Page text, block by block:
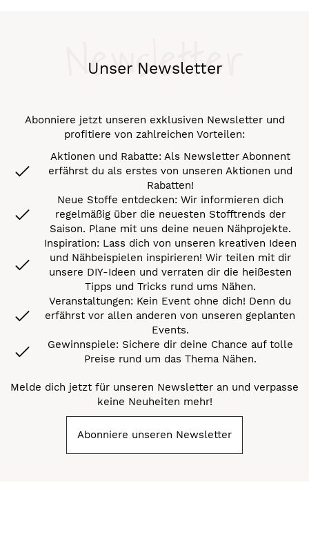
Unser Newsletter
Newsletter
Abonniere jetzt unseren exklusiven Newsletter und
profitiere von zahlreichen Vorteilen:
Aktionen und Rabatte: Als Newsletter Abonnent
erfährst du als erstes von unseren Aktionen und
Rabatten!
Neue Stoffe entdecken: Wir informieren dich
regelmäßig über die neuesten Stofftrends der
Saison. Plane mit uns deine neuen Nähprojekte.
Inspiration: Lass dich von unseren kreativen Ideen
und Nähbeispielen inspirieren! Wir teilen mit dir
unsere DIY-Ideen und verraten dir die heißesten
Tipps und Tricks rund ums Nähen.
Veranstaltungen: Kein Event ohne dich! Denn du
erfährst vor allen anderen von unseren geplanten
Events.
Gewinnspiele: Sichere dir deine Chance auf tolle
Preise rund um das Thema Nähen.
Melde dich jetzt für unseren Newsletter an und verpasse
keine Neuheiten mehr!
Abonniere unseren Newsletter